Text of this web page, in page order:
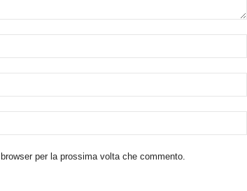
per la prossima volta che commento.